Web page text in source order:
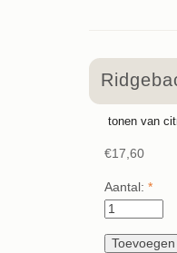
tonen van
€17,60
Aantal: *